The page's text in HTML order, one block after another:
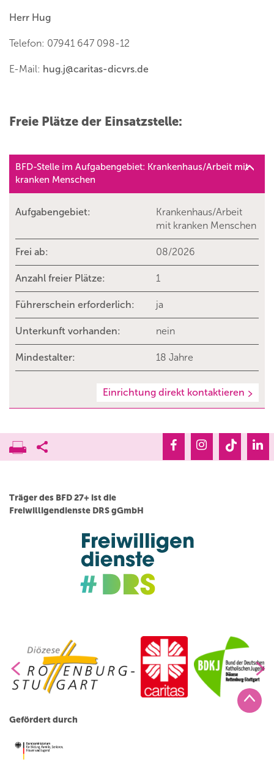
Herr Hug
Telefon: 07941 647 098-12
E-Mail: hug.j@caritas-dicvrs.de
Freie Plätze der Einsatzstelle:
BFD-Stelle im Aufgabengebiet: Krankenhaus/Arbeit mit
kranken Menschen
Aufgabengebiet:
Krankenhaus/Arbeit
mit kranken Menschen
Frei ab: 08/2026
Anzahl freier Plätze: 1
Führerschein erforderlich: ja
Unterkunft vorhanden: nein
Mindestalter: 18 Jahre
Einrichtung direkt kontaktieren
Träger des BFD 27+ ist die
Freiwilligendienste DRS gGmbH
Gefördert durch